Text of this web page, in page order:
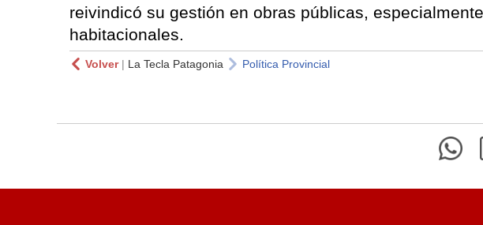
reivindicó su gestión en obras públicas,
habitacionales.
Volver| La Tecla Patagonia Política Provincial